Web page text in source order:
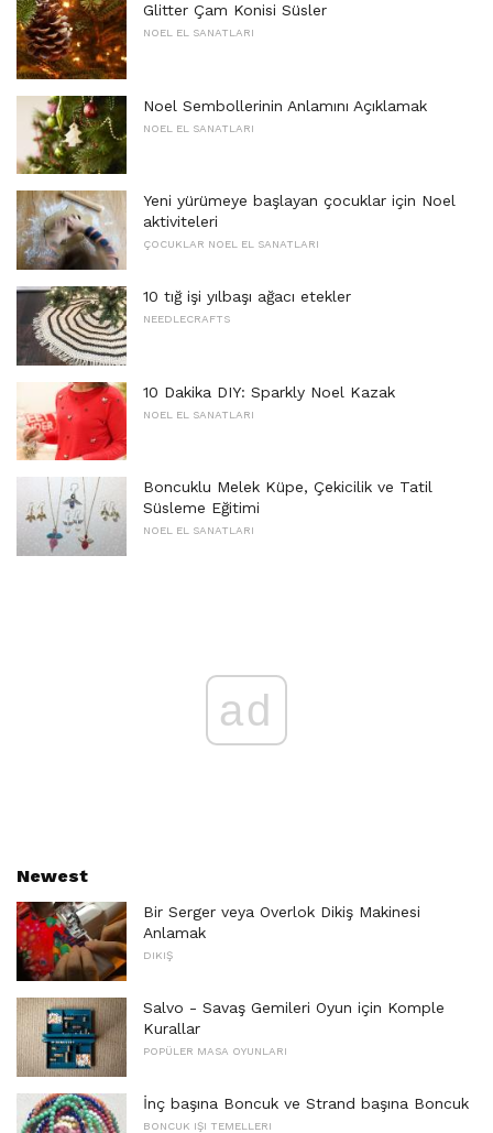
Glitter Çam Konisi Süsler
NOEL EL SANATLARI
Noel Sembollerinin Anlamını Açıklamak
NOEL EL SANATLARI
Yeni yürümeye başlayan çocuklar için Noel
aktiviteleri
ÇOCUKLAR NOEL EL SANATLARI
10 tığ işi yılbaşı ağacı etekler
NEEDLECRAFTS
10 Dakika DIY: Sparkly Noel Kazak
NOEL EL SANATLARI
Boncuklu Melek Küpe, Çekicilik ve Tatil
Süsleme Eğitimi
NOEL EL SANATLARI
ad
Newest
Bir Serger veya Overlok Dikiş Makinesi
Anlamak
DIKIŞ
Salvo - Savaş Gemileri Oyun için Komple
Kurallar
POPÜLER MASA OYUNLARI
İnç başına Boncuk ve Strand başına Boncuk
BONCUK IŞI TEMELLERI